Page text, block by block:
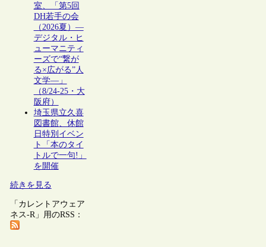
室、「第5回
DH若手の会
（2026夏）―
デジタル・ヒ
ューマニティ
ーズで“繋が
る×広がる”人
文学―」
（8/24-25・大
阪府）
埼玉県立久喜
図書館、休館
日特別イベン
ト「本のタイ
トルで一句!」
を開催
続きを見る
「カレントアウェア
ネス-R」用のRSS：